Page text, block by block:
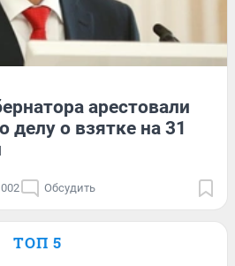
арестовали
делу о взятке на 31
Обсудить
ТОП 5